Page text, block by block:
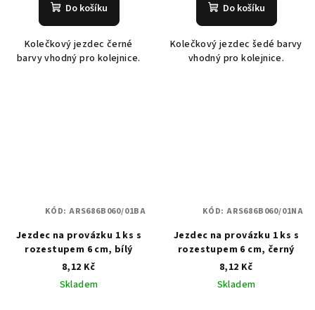
Do košíku
Kolečkový jezdec černé
barvy vhodný pro kolejnice.
Do košíku
Kolečkový jezdec šedé barvy
vhodný pro kolejnice.
Jezdec na provázku 1 ks s
rozestupem 6 cm, bílý
8,12 Kč
Skladem
KÓD: ARS686B060/01BA
Jezdec na provázku 1 ks s
rozestupem 6 cm, černý
8,12 Kč
Skladem
KÓD: ARS686B060/01NA